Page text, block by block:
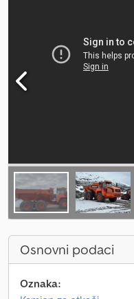
Osnovni podaci
Oznaka: